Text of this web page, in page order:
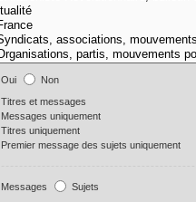
Oui
Non
Titres et messages
Messages uniquement
Titres uniquement
Premier message des sujets uniquement
Messages Sujets